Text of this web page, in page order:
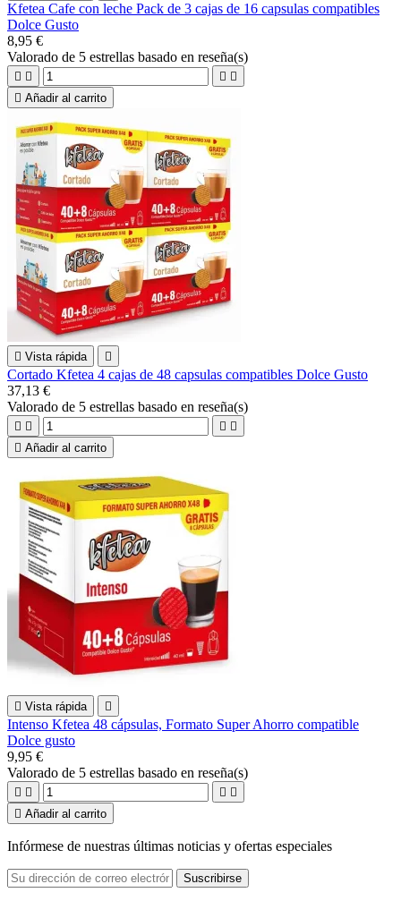
Kfetea Cafe con leche Pack de 3 cajas de 16 capsulas compatibles
Dolce Gusto
8,95 €
Valorado de 5 estrellas basado en reseña(s)
   
 Añadir al carrito
 Vista rápida 
Cortado Kfetea 4 cajas de 48 capsulas compatibles Dolce Gusto
37,13 €
Valorado de 5 estrellas basado en reseña(s)
   
 Añadir al carrito
 Vista rápida 
Intenso Kfetea 48 cápsulas, Formato Super Ahorro compatible
Dolce gusto
9,95 €
Valorado de 5 estrellas basado en reseña(s)
   
 Añadir al carrito
Infórmese de nuestras últimas noticias y ofertas especiales